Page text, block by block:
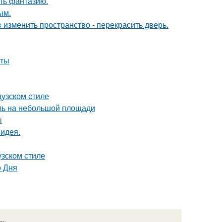
пространство - перекрасить дверь.
стиле
на небольшой площади
стиле
Дня